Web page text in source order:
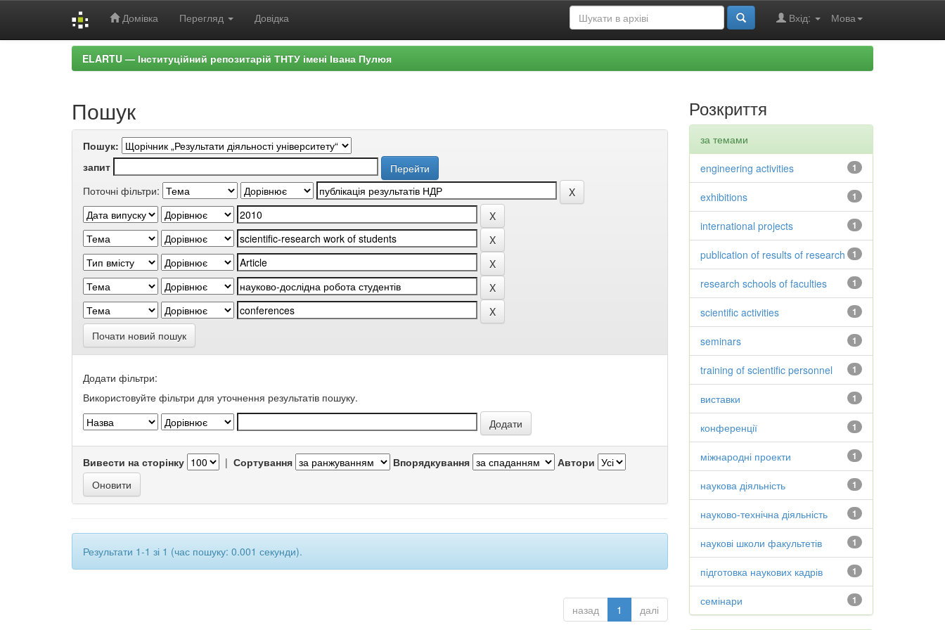
Домівка Перегляд Довідка Мова
Вхід:
ELARTU — Інституційний репозитарій ТНТУ імені Івана Пулюя
Пошук
Пошук:
запит
Поточні фільтри:
Почати новий пошук
Додати фільтри:
Використовуйте фільтри для уточнення результатів пошуку.
Вивести на сторінку | Сортування Впорядкування Автори
Результати 1-1 зі 1 (час пошуку: 0.001 секунди).
назад 1 далі
Розкриття
за темами
1
engineering activities
1
exhibitions
1
international projects
1
publication of results of research
1
research schools of faculties
1
scientific activities
1
seminars
1
training of scientific personnel
1
виставки
1
конференції
1
міжнародні проекти
1
наукова діяльність
1
науково-технічна діяльність
1
наукові школи факультетів
1
підготовка наукових кадрів
1
семінари